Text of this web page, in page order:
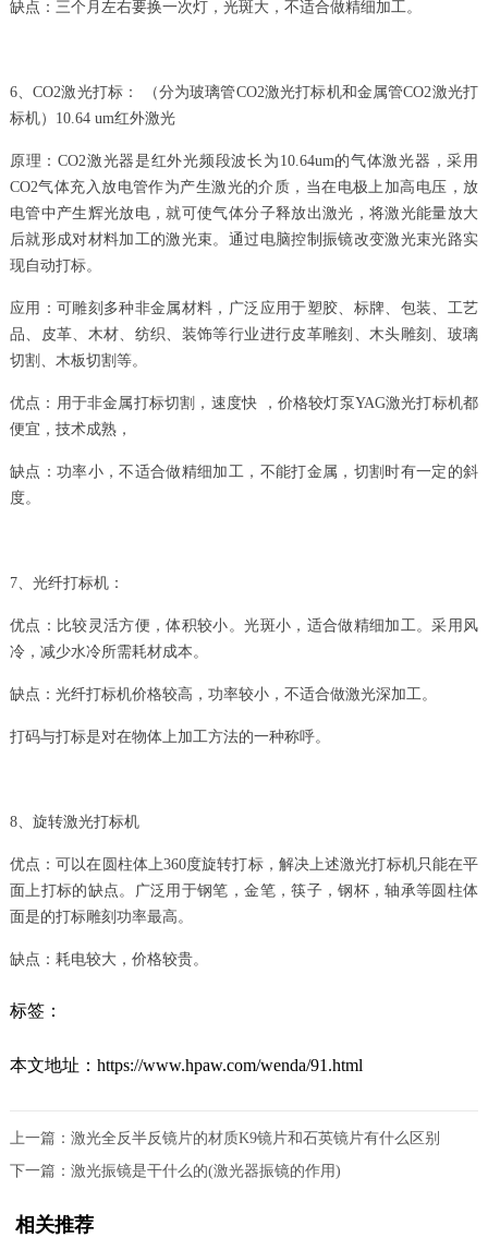
缺点：三个月左右要换一次灯，光斑大，不适合做精细加工。
6、CO2激光打标： （分为玻璃管CO2激光打标机和金属管CO2激光打
标机）10.64 um红外激光
原理：CO2激光器是红外光频段波长为10.64um的气体激光器，采用
CO2气体充入放电管作为产生激光的介质，当在电极上加高电压，放
电管中产生辉光放电，就可使气体分子释放出激光，将激光能量放大
后就形成对材料加工的激光束。通过电脑控制振镜改变激光束光路实
现自动打标。
应用：可雕刻多种非金属材料，广泛应用于塑胶、标牌、包装、工艺
品、皮革、木材、纺织、装饰等行业进行皮革雕刻、木头雕刻、玻璃
切割、木板切割等。
优点：用于非金属打标切割，速度快 ，价格较灯泵YAG激光打标机都
便宜，技术成熟，
缺点：功率小，不适合做精细加工，不能打金属，切割时有一定的斜
度。
7、光纤打标机：
优点：比较灵活方便，体积较小。光斑小，适合做精细加工。采用风
冷，减少水冷所需耗材成本。
缺点：光纤打标机价格较高，功率较小，不适合做激光深加工。
打码与打标是对在物体上加工方法的一种称呼。
8、旋转激光打标机
优点：可以在圆柱体上360度旋转打标，解决上述激光打标机只能在平
面上打标的缺点。广泛用于钢笔，金笔，筷子，钢杯，轴承等圆柱体
面是的打标雕刻功率最高。
缺点：耗电较大，价格较贵。
标签：
本文地址：https://www.hpaw.com/wenda/91.html
上一篇： 激光全反半反镜片的材质K9镜片和石英镜片有什么区别
下一篇： 激光振镜是干什么的(激光器振镜的作用)
相关推荐